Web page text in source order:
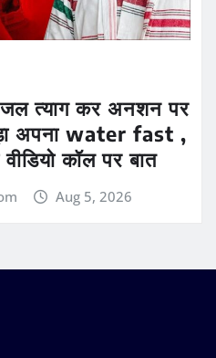
जल त्याग कर अनशन पर
अपना water fast ,
कॉल पर बात
Aug 5, 2026